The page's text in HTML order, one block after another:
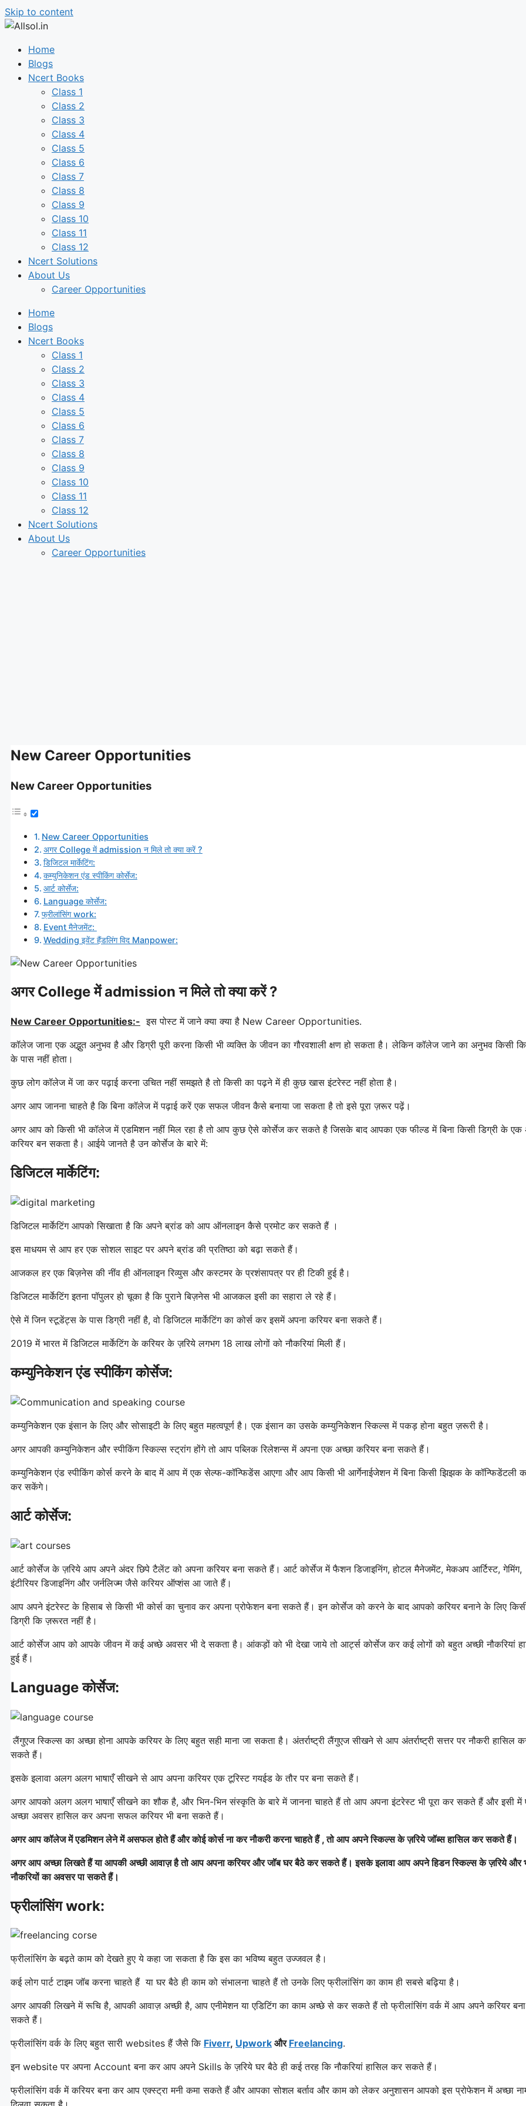
Skip to content
Home
Blogs
Ncert Books
Class 1
Class 2
Class 3
Class 4
Class 5
Class 6
Class 7
Class 8
Class 9
Class 10
Class 11
Class 12
Ncert Solutions
About Us
Career Opportunities
Home
Blogs
Ncert Books
Class 1
Class 2
Class 3
Class 4
Class 5
Class 6
Class 7
Class 8
Class 9
Class 10
Class 11
Class 12
Ncert Solutions
About Us
Career Opportunities
New Career Opportunities
New Career Opportunities
New Career Opportunities
अगर College में admission न मिले तो क्या करें ?
डिजिटल मार्केटिंग:
कम्युनिकेशन एंड स्पीकिंग कोर्सेज:
आर्ट कोर्सेज:
Language कोर्सेज:
फ्रीलांसिंग work:
Event मैनेजमेंट:
Wedding इवेंट हैंडलिंग विद Manpower:
अगर College में admission न मिले तो क्या करें ?
New Career Opportunities:- इस पोस्ट में जाने क्या क्या है New Career Opportunities.
कॉलेज जाना एक अद्भुत अनुभव है और डिग्री पूरी करना किसी भी व्यक्ति के जीवन का गौरवशाली क्षण हो सकता है। लेकिन कॉलेज जाने का अनुभव किसी
के पास नहीं होता।
कुछ लोग कॉलेज में जा कर पढ़ाई करना उचित नहीं समझते है तो किसी का पढ़ने में ही कुछ खास इंटरेस्ट नहीं होता है।
अगर आप जानना चाहते है कि बिना कॉलेज में पढ़ाई करें एक सफल जीवन कैसे बनाया जा सकता है तो इसे पूरा ज़रूर पढ़ें।
अगर आप को किसी भी कॉलेज में एडमिशन नहीं मिल रहा है तो आप कुछ ऐसे कोर्सेज कर सकते है जिसके बाद आपका एक फील्ड में बिना किसी डिग्री के एक
करियर बन सकता है। आईये जानते है उन कोर्सेज के बारे में:
डिजिटल मार्केटिंग:
डिजिटल मार्केटिंग आपको सिखाता है कि अपने ब्रांड को आप ऑनलाइन कैसे प्रमोट कर सकते हैं ।
इस माधयम से आप हर एक सोशल साइट पर अपने ब्रांड की प्रतिष्ठा को बढ़ा सकते हैं।
आजकल हर एक बिज़नेस की नींव ही ऑनलाइन रिव्युस और कस्टमर के प्रशंसापत्र पर ही टिकी हुई है।
डिजिटल मार्केटिंग इतना पॉपुलर हो चूका है कि पुराने बिज़नेस भी आजकल इसी का सहारा ले रहे हैं।
ऐसे में जिन स्टूडेंट्स के पास डिग्री नहीं है, वो डिजिटल मार्केटिंग का कोर्स कर इसमें अपना करियर बना सकते हैं।
2019 में भारत में डिजिटल मार्केटिंग के करियर के ज़रिये लगभग 18 लाख लोगों को नौकरियां मिली हैं।
कम्युनिकेशन एंड स्पीकिंग कोर्सेज:
कम्युनिकेशन एक इंसान के लिए और सोसाइटी के लिए बहुत महत्वपूर्ण है। एक इंसान का उसके कम्युनिकेशन स्किल्स में पकड़ होना बहुत ज़रूरी है।
अगर आपकी कम्युनिकेशन और स्पीकिंग स्किल्स स्ट्रांग होंगे तो आप पब्लिक रिलेशन्स में अपना एक अच्छा करियर बना सकते हैं।
कम्युनिकेशन एंड स्पीकिंग कोर्स करने के बाद में आप में एक सेल्फ-कॉन्फिडेंस आएगा और आप किसी भी आर्गेनाईजेशन में बिना किसी झिझक के कॉन्फिडेंटली
कर सकेंगे।
आर्ट कोर्सेज:
आर्ट कोर्सेज के ज़रिये आप अपने अंदर छिपे टैलेंट को अपना करियर बना सकते हैं। आर्ट कोर्सेज में फैशन डिजाइनिंग, होटल मैनेजमेंट, मेकअप आर्टिस्ट, गेमिंग,
इंटीरियर डिजाइनिंग और जर्नलिज्म जैसे करियर ऑप्शंस आ जाते हैं।
आप अपने इंटरेस्ट के हिसाब से किसी भी कोर्स का चुनाव कर अपना प्रोफेशन बना सकते हैं। इन कोर्सेज को करने के बाद आपको करियर बनाने के लिए
डिग्री कि ज़रूरत नहीं है।
आर्ट कोर्सेज आप को आपके जीवन में कई अच्छे अवसर भी दे सकता है। आंकड़ों को भी देखा जाये तो आर्ट्स कोर्सेज कर कई लोगों को बहुत अच्छी नौकरियां
हुई हैं।
Language कोर्सेज:
लैंगुएज स्किल्स का अच्छा होना आपके करियर के लिए बहुत सही माना जा सकता है। अंतर्राष्ट्री लैंगुएज सीखने से आप अंतर्राष्ट्री सत्तर पर नौकरी हासिल
सकते हैं।
इसके इलावा अलग अलग भाषाएँ सीखने से आप अपना करियर एक टूरिस्ट गयईड के तौर पर बना सकते हैं।
अगर आपको अलग अलग भाषाएँ सीखने का शौक है, और भिन-भिन संस्कृति के बारे में जानना चाहते हैं तो आप अपना इंटरेस्ट भी पूरा कर सकते हैं और इसी में
अच्छा अवसर हासिल कर अपना सफल करियर भी बना सकते हैं।
अगर आप कॉलेज में एडमिशन लेने में असफल होते हैं और कोई कोर्स ना कर नौकरी करना चाहते हैं , तो आप अपने स्किल्स के ज़रिये जॉब्स हासिल कर सकते हैं।
अगर आप अच्छा लिखते हैं या आपकी अच्छी आवाज़ है तो आप अपना करियर और जॉब घर बैठे कर सकते हैं। इसके इलावा आप अपने हिडन स्किल्स के ज़रिये और
नौकरियों का अवसर पा सकते हैं।
फ्रीलांसिंग work:
फ्रीलांसिंग के बढ़ते काम को देखते हुए ये कहा जा सकता है कि इस का भविष्य बहुत उज्जवल है।
कई लोग पार्ट टाइम जॉब करना चाहते हैं या घर बैठे ही काम को संभालना चाहते हैं तो उनके लिए फ्रीलांसिंग का काम ही सबसे बढ़िया है।
अगर आपकी लिखने में रूचि है, आपकी आवाज़ अच्छी है, आप एनीमेशन या एडिटिंग का काम अच्छे से कर सकते हैं तो फ्रीलांसिंग वर्क में आप अपने करियर बना
सकते हैं।
फ्रीलांसिंग वर्क के लिए बहुत सारी websites हैं जैसे कि Fiverr, Upwork और Freelancing.
इन website पर अपना Account बना कर आप अपने Skills के ज़रिये घर बैठे ही कई तरह कि नौकरियां हासिल कर सकते हैं।
फ्रीलांसिंग वर्क में करियर बना कर आप एक्स्ट्रा मनी कमा सकते हैं और आपका सोशल बर्ताव और काम को लेकर अनुशासन आपको इस प्रोफेशन में अच्छा